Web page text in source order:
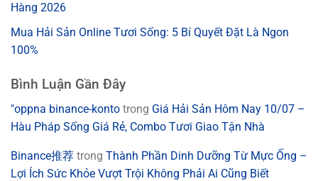
Hàng 2026
Mua Hải Sản Online Tươi Sống: 5 Bí Quyết Đặt Là Ngon
100%
Bình Luận Gần Đây
"oppna binance-konto trong Giá Hải Sản Hôm Nay 10/07 –
Hàu Pháp Sống Giá Rẻ, Combo Tươi Giao Tận Nhà
Binance推荐 trong Thành Phần Dinh Dưỡng Từ Mực Ống –
Lợi Ích Sức Khỏe Vượt Trội Không Phải Ai Cũng Biết